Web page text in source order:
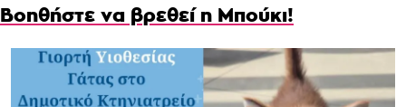
Βοηθήστε να βρεθεί η Μπούκι!